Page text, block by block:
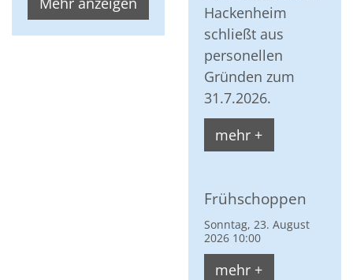
Hackenheim
schließt aus
personellen
Gründen zum
31.7.2026.
mehr +
Frühschoppen
Sonntag, 23. August
2026 10:00
mehr +